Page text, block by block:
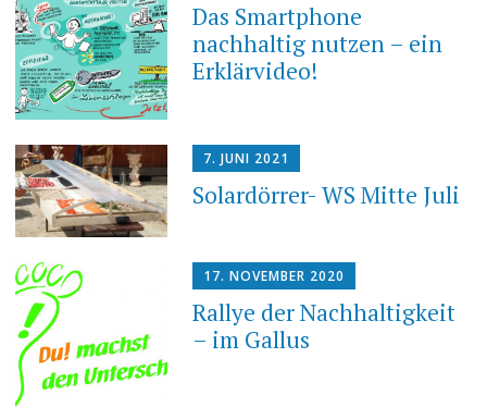
Das Smartphone
nachhaltig nutzen – ein
Erklärvideo!
7. JUNI 2021
Solardörrer- WS Mitte Juli
17. NOVEMBER 2020
Rallye der Nachhaltigkeit
– im Gallus